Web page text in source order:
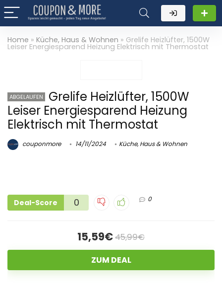
Home » Küche, Haus & Wohnen » Grelife Heizlüfter, 1500W
Leiser Energiesparend Heizung Elektrisch mit Thermostat
ABGELAUFEN
Grelife Heizlüfter, 1500W
Leiser Energiesparend Heizung
Elektrisch mit Thermostat
couponmore 14/11/2024 Küche, Haus & Wohnen
Deal-Score 0 0
15,59€45,99€
ZUM DEAL